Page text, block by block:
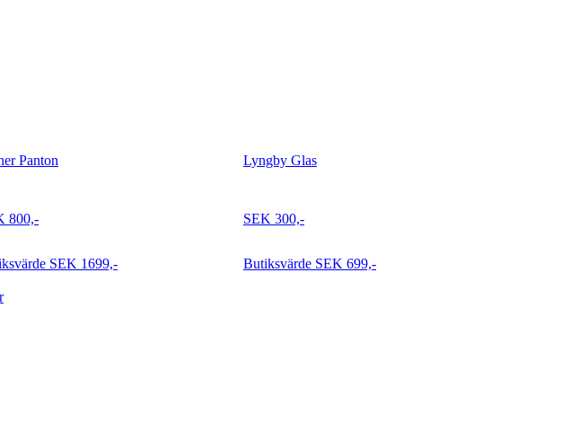
Panton
800,-
SEK 1699,-
Lyngby Glas
SEK 300,-
Butiksvärde SEK 699,-